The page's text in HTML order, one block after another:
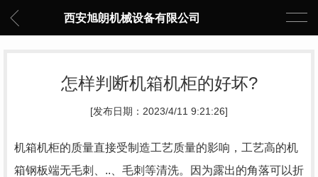
西安旭朗机械设备有限公司
怎样判断机箱机柜的好坏?
[发布日期：2023/4/11 9:21:26]
机箱机柜的质量直接受制造工艺质量的影响，工艺高的机
箱钢板端无毛刺、..、毛刺等清洗。因为露出的角落可以折